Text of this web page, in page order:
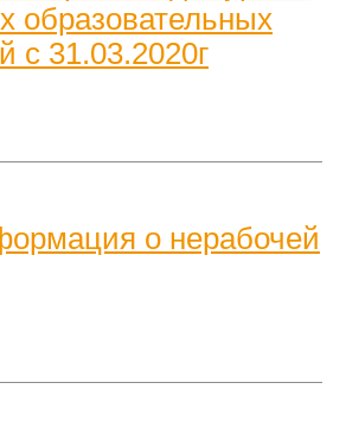
образовательных
с 31.03.2020г
о нерабочей